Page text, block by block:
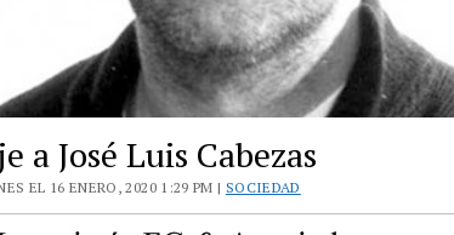
a José Luis Cabezas
EL 16 ENERO, 2020 1:29 PM | SOCIEDAD